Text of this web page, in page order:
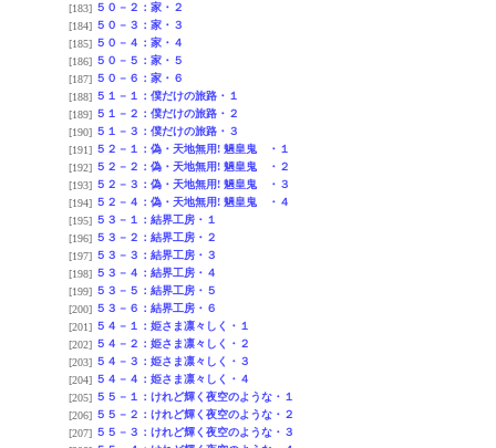
[183] ５０－２：家・２
[184] ５０－３：家・３
[185] ５０－４：家・４
[186] ５０－５：家・５
[187] ５０－６：家・６
[188] ５１－１：僕だけの旅路・１
[189] ５１－２：僕だけの旅路・２
[190] ５１－３：僕だけの旅路・３
[191] ５２－１：偽・天地無用! 魎皇鬼 ・１
[192] ５２－２：偽・天地無用! 魎皇鬼 ・２
[193] ５２－３：偽・天地無用! 魎皇鬼 ・３
[194] ５２－４：偽・天地無用! 魎皇鬼 ・４
[195] ５３－１：結界工房・１
[196] ５３－２：結界工房・２
[197] ５３－３：結界工房・３
[198] ５３－４：結界工房・４
[199] ５３－５：結界工房・５
[200] ５３－６：結界工房・６
[201] ５４－１：姫さま凛々しく・１
[202] ５４－２：姫さま凛々しく・２
[203] ５４－３：姫さま凛々しく・３
[204] ５４－４：姫さま凛々しく・４
[205] ５５－１：けれど輝く夜空のような・１
[206] ５５－２：けれど輝く夜空のような・２
[207] ５５－３：けれど輝く夜空のような・３